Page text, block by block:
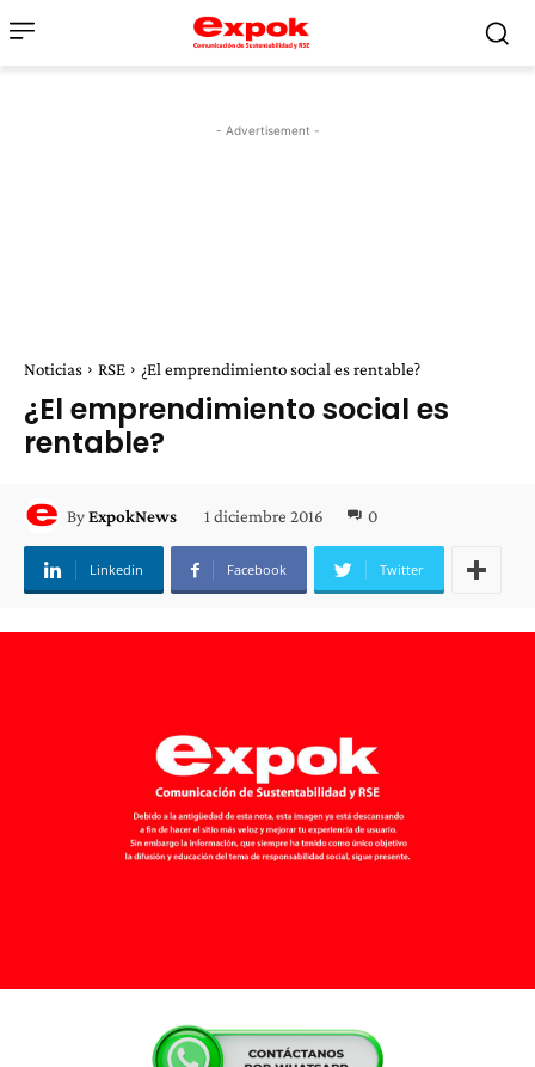
- Advertisement -
Noticias RSE ¿El emprendimiento social es rentable?
¿El emprendimiento social es
rentable?
ByExpokNews 1 diciembre 2016 0
Linkedin Facebook Twitter